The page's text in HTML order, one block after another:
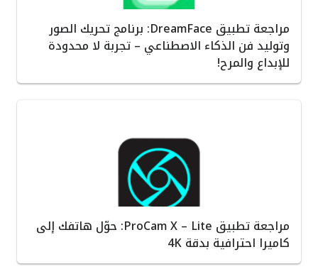
مراجعة تطبيق DreamFace: برنامج تحريك الصور
وتوليد فن الذكاء الاصطناعي – تجربة لا محدودة
للإبداع والمرح!
مراجعة تطبيق ProCam X – Lite: حوّل هاتفك إلى
كاميرا احترافية بدقة 4K